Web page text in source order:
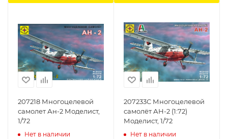
207218 Многоцелевой
самолет Ан-2 Моделист,
1/72
Нет в наличии
207233C Многоцелевой
самолёт АН-2 (1:72)
Моделист, 1/72
Нет в наличии